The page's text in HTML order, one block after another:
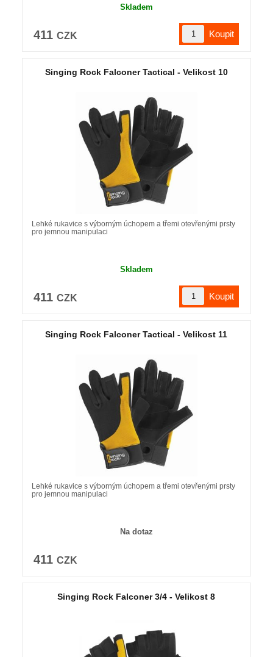
Skladem
411 CZK
Singing Rock Falconer Tactical - Velikost 10
Lehké rukavice s výborným úchopem a třemi otevřenými prsty
pro jemnou manipulaci
Skladem
411 CZK
Singing Rock Falconer Tactical - Velikost 11
Lehké rukavice s výborným úchopem a třemi otevřenými prsty
pro jemnou manipulaci
Na dotaz
411 CZK
Singing Rock Falconer 3/4 - Velikost 8